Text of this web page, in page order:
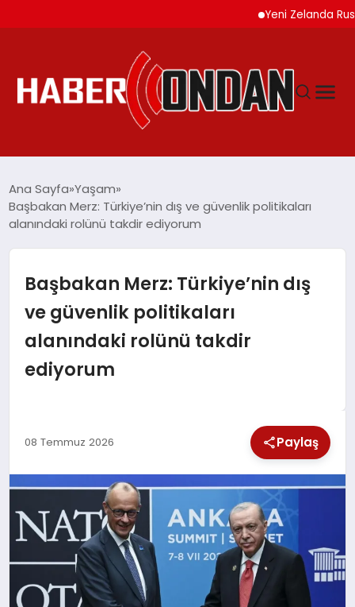
Yeni Zelanda
SIYASET
DÜNYA
EKONOMI
SPOR
Ana Sayfa Yaşam
Başbakan Merz: Türkiye’nin dış ve güvenlik politikaları
alanındaki rolünü takdir ediyorum
Başbakan Merz: Türkiye’nin dış
ve güvenlik politikaları
alanındaki rolünü takdir
ediyorum
08 Temmuz 2026 Paylaş